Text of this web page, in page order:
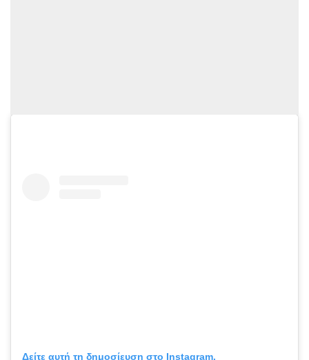
Δείτε αυτή τη δημοσίευση στο Instagram.